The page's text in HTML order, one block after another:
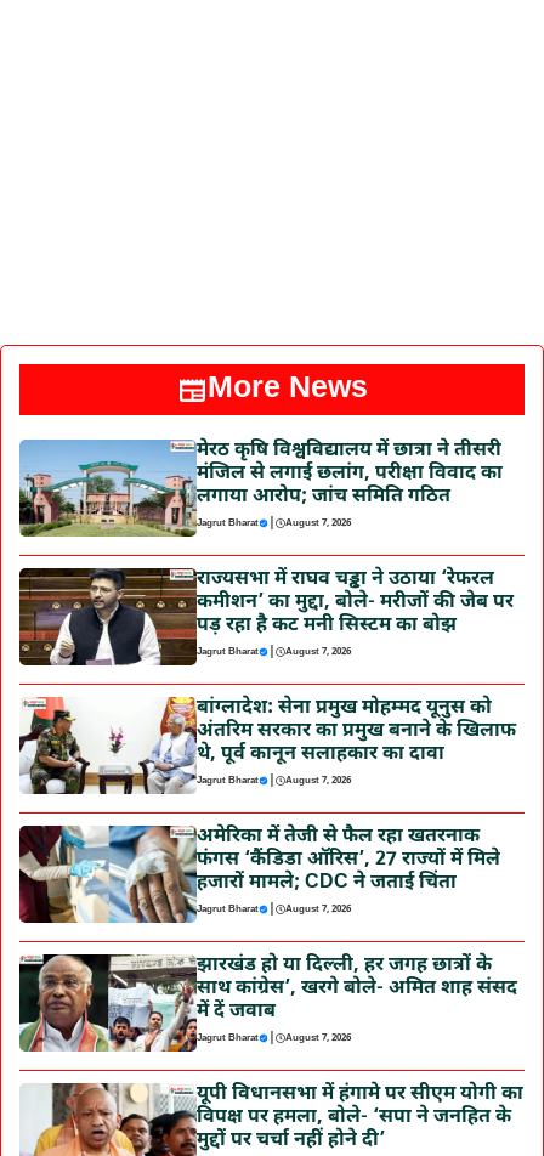
More News
मेरठ कृषि विश्वविद्यालय में छात्रा ने तीसरी
मंजिल से लगाई छलांग, परीक्षा विवाद का
लगाया आरोप; जांच समिति गठित
Jagrut Bharat | August 7, 2026
राज्यसभा में राघव चड्ढा ने उठाया ‘रेफरल
कमीशन’ का मुद्दा, बोले- मरीजों की जेब पर
पड़ रहा है कट मनी सिस्टम का बोझ
Jagrut Bharat | August 7, 2026
बांग्लादेश: सेना प्रमुख मोहम्मद यूनुस को
अंतरिम सरकार का प्रमुख बनाने के खिलाफ
थे, पूर्व कानून सलाहकार का दावा
Jagrut Bharat | August 7, 2026
अमेरिका में तेजी से फैल रहा खतरनाक
फंगस ‘कैंडिडा ऑरिस’, 27 राज्यों में मिले
हजारों मामले; CDC ने जताई चिंता
Jagrut Bharat | August 7, 2026
झारखंड हो या दिल्ली, हर जगह छात्रों के
साथ कांग्रेस’, खरगे बोले- अमित शाह संसद
में दें जवाब
Jagrut Bharat | August 7, 2026
यूपी विधानसभा में हंगामे पर सीएम योगी का
विपक्ष पर हमला, बोले- ‘सपा ने जनहित के
मुद्दों पर चर्चा नहीं होने दी’